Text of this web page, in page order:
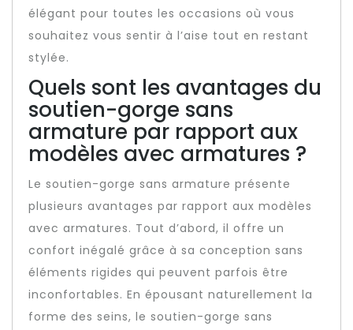
élégant pour toutes les occasions où vous
souhaitez vous sentir à l’aise tout en restant
stylée.
Quels sont les avantages du
soutien-gorge sans
armature par rapport aux
modèles avec armatures ?
Le soutien-gorge sans armature présente
plusieurs avantages par rapport aux modèles
avec armatures. Tout d’abord, il offre un
confort inégalé grâce à sa conception sans
éléments rigides qui peuvent parfois être
inconfortables. En épousant naturellement la
forme des seins, le soutien-gorge sans